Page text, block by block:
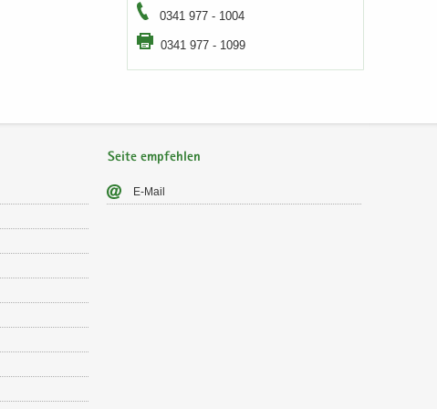
0341 977 - 1004
0341 977 - 1099
Seite empfehlen
E-​Mail